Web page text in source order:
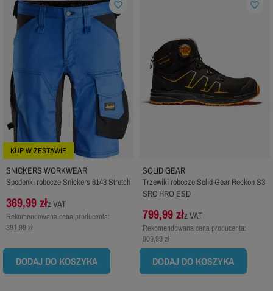
KUP W ZESTAWIE
SNICKERS WORKWEAR
Spodenki robocze Snickers 6143 Stretch
369,99 złz VAT
Rekomendowana cena producenta:
391,99 zł
DODAJ DO KOSZYKA
favorite_border
SOLID GEAR
Trzewiki robocze Solid Gear Reckon S3
SRC HRO ESD
799,99 złz VAT
Rekomendowana cena producenta:
909,99 zł
DODAJ DO KOSZYKA
favorite_border